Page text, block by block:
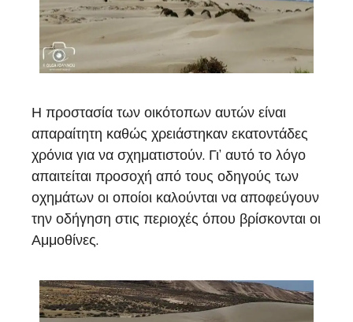
Η προστασία των οικότοπων αυτών είναι
απαραίτητη καθώς χρειάστηκαν εκατοντάδες
χρόνια για να σχηματιστούν. Γι’ αυτό το λόγο
απαιτείται προσοχή από τους οδηγούς των
οχημάτων οι οποίοι καλούνται να αποφεύγουν
την οδήγηση στις περιοχές όπου βρίσκονται οι
Αμμοθίνες.